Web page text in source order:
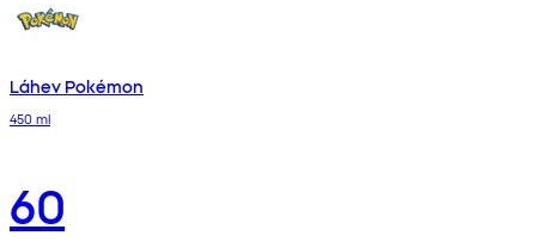
Láhev Pokémon
450 ml
60